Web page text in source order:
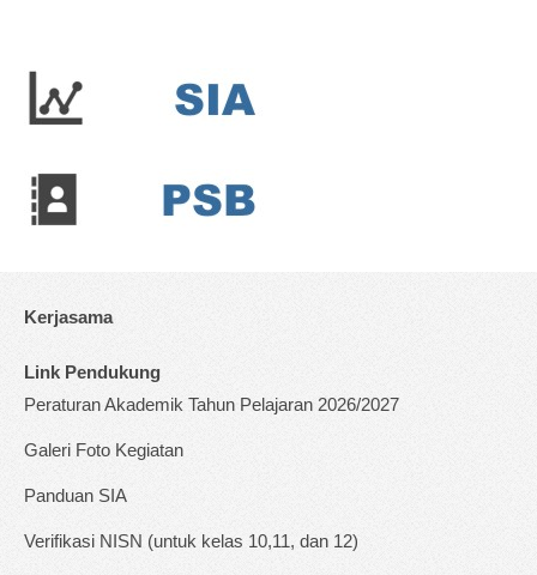
Kerjasama
Link Pendukung
Peraturan Akademik Tahun Pelajaran 2026/2027
Galeri Foto Kegiatan
Panduan SIA
Verifikasi NISN (untuk kelas 10,11, dan 12)